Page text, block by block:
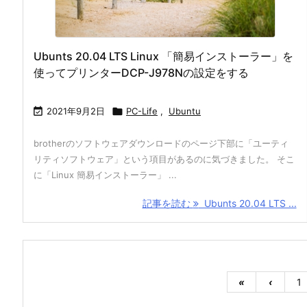
Ubunts 20.04 LTS Linux 「簡易インストーラー」を
使ってプリンターDCP-J978Nの設定をする
 2021年9月2日  PC-Life , Ubuntu
brotherのソフトウェアダウンロードのページ下部に「ユーティ
リティソフトウェア」という項目があるのに気づきました。 そこ
に「Linux 簡易インストーラー」 ...
記事を読む Ubunts 20.04 LTS ...
« ‹ 1